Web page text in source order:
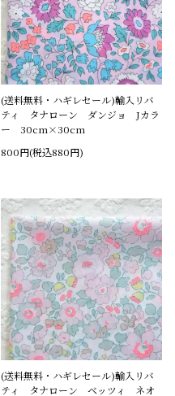
(送料無料・ハギレセール)輸入リバ
ティ タナローン ダンジョ Jカラ
ー 30cm×30cm
800円(税込880円)
(送料無料・ハギレセール)輸入リバ
ティ タナローン ベッツィ ネオ